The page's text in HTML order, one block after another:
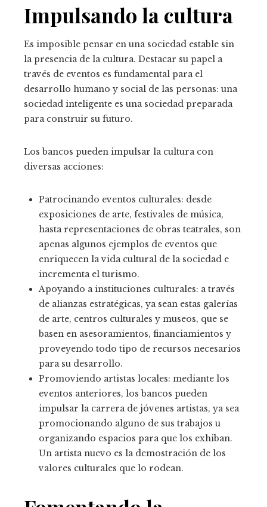
Impulsando la cultura
Es imposible pensar en una sociedad estable sin
la presencia de la cultura. Destacar su papel a
través de eventos es fundamental para el
desarrollo humano y social de las personas: una
sociedad inteligente es una sociedad preparada
para construir su futuro.
Los bancos pueden impulsar la cultura con
diversas acciones:
Patrocinando eventos culturales: desde
exposiciones de arte, festivales de música,
hasta representaciones de obras teatrales, son
apenas algunos ejemplos de eventos que
enriquecen la vida cultural de la sociedad e
incrementa el turismo.
Apoyando a instituciones culturales: a través
de alianzas estratégicas, ya sean estas galerías
de arte, centros culturales y museos, que se
basen en asesoramientos, financiamientos y
proveyendo todo tipo de recursos necesarios
para su desarrollo.
Promoviendo artistas locales: mediante los
eventos anteriores, los bancos pueden
impulsar la carrera de jóvenes artistas, ya sea
promocionando alguno de sus trabajos u
organizando espacios para que los exhiban.
Un artista nuevo es la demostración de los
valores culturales que lo rodean.